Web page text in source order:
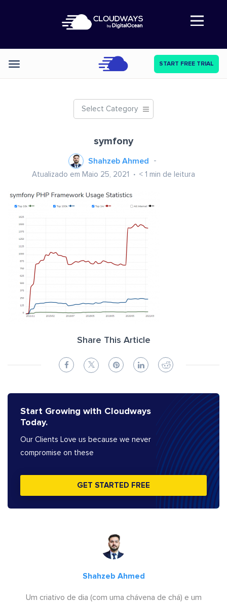
Abre a navegação
Categories START FREE TRIAL
Select Category
symfony
Shahzeb Ahmed
Atualizado em Maio 25, 2021 < 1 min de leitura
Share This Article
Start Growing with Cloudways
Today.
Our Clients Love us because we never
compromise on these
GET STARTED FREE
Shahzeb Ahmed
Um criativo de dia (com uma chávena de chá) e um